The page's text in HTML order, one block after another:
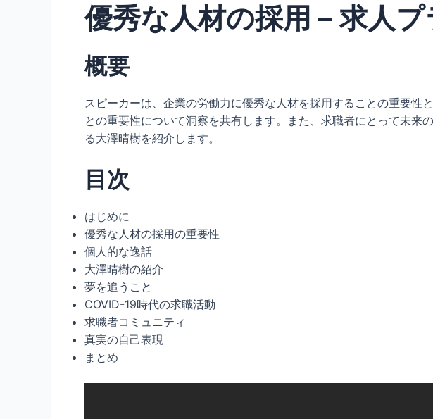
優秀な人材の採用 – 求人
概要
スピーカーは、企業の労働力に優秀な人材を採用することの重要性
との重要性について洞察を共有します。また、求職者にとって未
る大澤晴樹を紹介します。
目次
はじめに
優秀な人材の採用の重要性
個人的な逸話
大澤晴樹の紹介
夢を追うこと
COVID-19時代の求職活動
求職者コミュニティ
真実の自己表現
まとめ